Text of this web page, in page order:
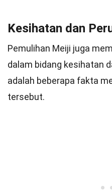
Kesihatan dan
Pemulihan Meiji juga
dalam bidang kesihatan
adalah beberapa fakta
tersebut.